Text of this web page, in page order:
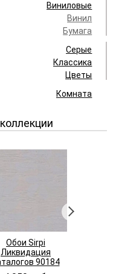
Виниловые
Винил
Бумага
Серые
Классика
Цветы
Комната
Обои Sirpi
Ликвидация
90184